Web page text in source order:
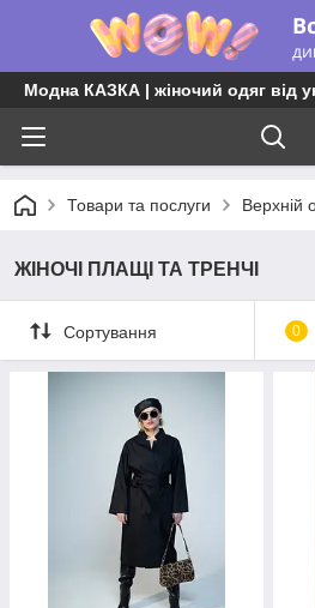
Модна КАЗКА | жіночий одяг від
Товари та послуги Верхній
ЖІНОЧІ ПЛАЩІ ТА ТРЕНЧІ
Сортування 0